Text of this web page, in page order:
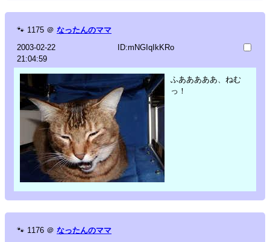
🐾 1175 ＠ なったんのママ
2003-02-22
21:04:59
ID:mNGIqIkKRo
ふあああああ、ねむ
っ！
🐾 1176 ＠ なったんのママ